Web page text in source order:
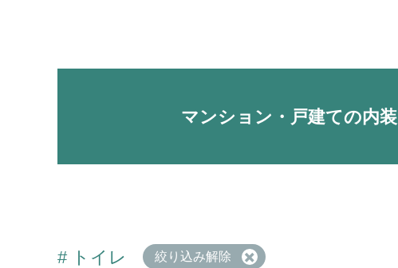
マンション・ 戸建ての内装
# トイレ 絞り込み解除